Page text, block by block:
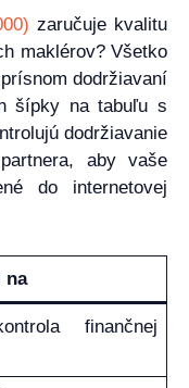
zaručuje kvalitu
maklérov? Všetko
dodržiavaní
šípky na tabuľu s
dodržiavanie
aby vaše
do internetovej
na
finančnej